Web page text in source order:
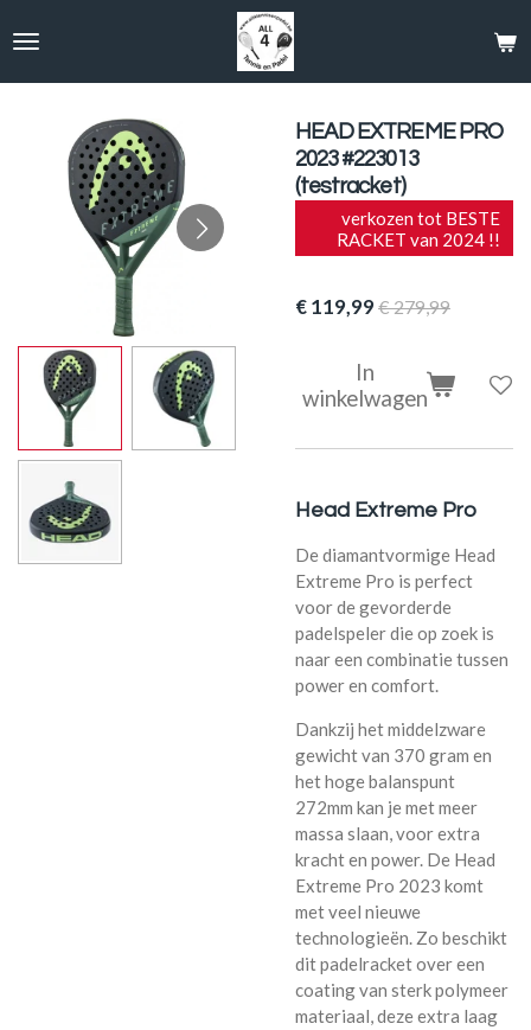
direct
hoofdinhoud
HEAD EXTREME PRO
2023 #223013
(testracket)
verkozen tot BESTE
RACKET van 2024 !!
€ 119,99 € 279,99
In
winkelwagen
Head Extreme Pro
De diamantvormige Head
Extreme Pro is perfect
voor de gevorderde
padelspeler die op zoek is
naar een combinatie tussen
power en comfort.
Dankzij het middelzware
gewicht van 370 gram en
het hoge balanspunt
272mm kan je met meer
massa slaan, voor extra
kracht en power. De Head
Extreme Pro 2023 komt
met veel nieuwe
technologieën. Zo beschikt
dit padelracket over een
coating van sterk polymeer
materiaal, deze extra laag